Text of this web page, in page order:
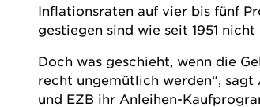
Inflationsraten auf vier bis fünf
gestiegen sind wie seit 1951 nicht
Doch was geschieht, wenn die
recht ungemütlich werden“,
und EZB ihr Anleihen-